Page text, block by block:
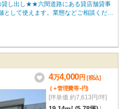
し出し★★六間道路にある貸店舗貸事
として使えます。業態などご相談くださ
電話（090-5879-9473）までお願いしま
4万4,000円 [税込]
(＋管理費等-円)
[坪単価 約7,613円/坪]